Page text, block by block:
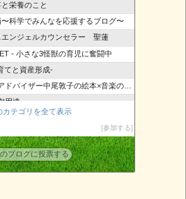
栄養のこと
科学でみんなを応援するブログ〜
ンジェルカウンセラー 聖蓮
- 小さな3怪獣の育児に奮闘中
てと資産形成-
バイザー中尾敦子の絵本×音楽の日々
用達
輝くママと子供のために-
「健康子育て応援ブログ」
・マミーのJOYJOYワールド』
カテゴリを全て表示
参加する
ブログに投票する